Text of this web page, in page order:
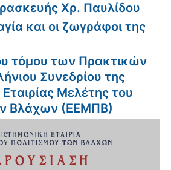
Χρ. Παυλίδου
και οι ζωγράφοι της
τόμου των Πρακτικών
Συνεδρίου της
Μελέτης του
Βλάχων (ΕΕΜΠΒ)